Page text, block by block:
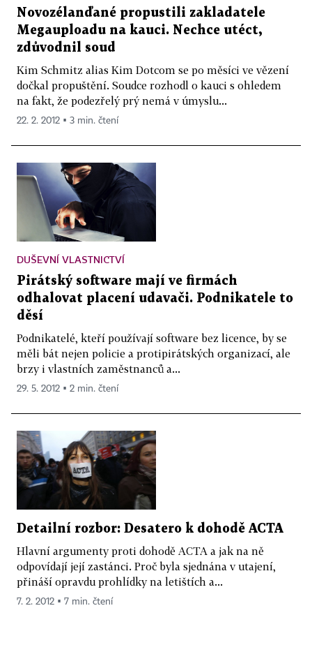
Novozélanďané propustili zakladatele
Megauploadu na kauci. Nechce utéct,
zdůvodnil soud
Kim Schmitz alias Kim Dotcom se po měsíci ve vězení
dočkal propuštění. Soudce rozhodl o kauci s ohledem
na fakt, že podezřelý prý nemá v úmyslu...
22. 2. 2012 ▪ 3 min. čtení
DUŠEVNÍ VLASTNICTVÍ
Pirátský software mají ve firmách
odhalovat placení udavači. Podnikatele to
děsí
Podnikatelé, kteří používají software bez licence, by se
měli bát nejen policie a protipirátských organizací, ale
brzy i vlastních zaměstnanců a...
29. 5. 2012 ▪ 2 min. čtení
Detailní rozbor: Desatero k dohodě ACTA
Hlavní argumenty proti dohodě ACTA a jak na ně
odpovídají její zastánci. Proč byla sjednána v utajení,
přináší opravdu prohlídky na letištích a...
7. 2. 2012 ▪ 7 min. čtení